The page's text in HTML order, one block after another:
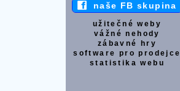
naše FB skupina
užitečné weby
vážné nehody
zábavné hry
software pro prodejce
statistika webu